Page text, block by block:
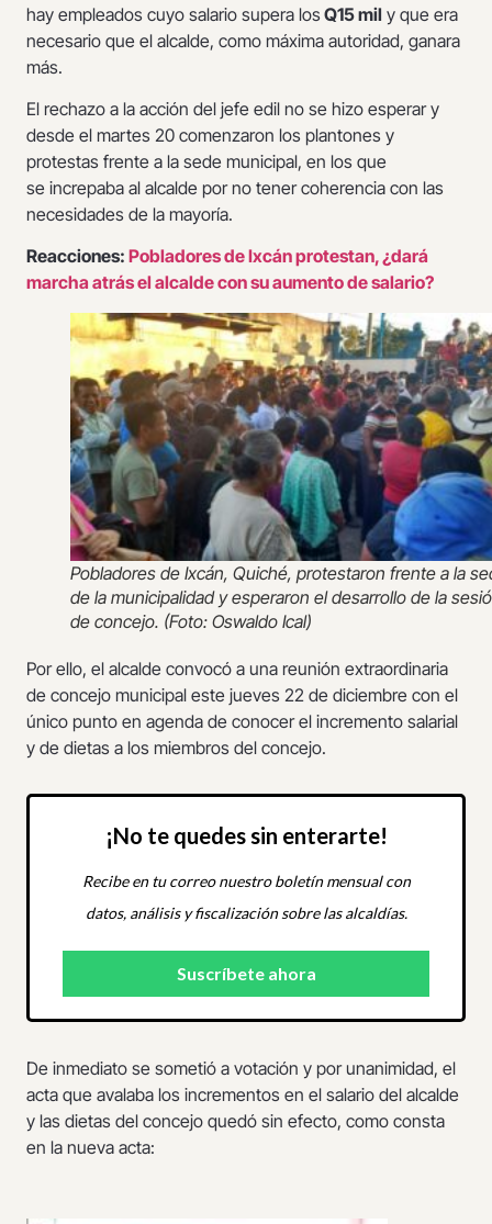
hay empleados cuyo salario supera losQ15 mil y que era
necesario que el alcalde, como máxima autoridad, ganara
más.
El rechazo a la acción del jefe edil no se hizo esperar y
desde el martes 20 comenzaron los plantones y
protestas frente a la sede municipal, en los que
se increpaba al alcalde por no tener coherencia con las
necesidades de la mayoría.
Reacciones: Pobladores de Ixcán protestan, ¿dará
marcha atrás el alcalde con su aumento de salario?
Pobladores de Ixcán, Quiché, protestaron frente a la
de la municipalidad y esperaron el desarrollo de la
de concejo. (Foto: Oswaldo Ical)
Por ello, el alcalde convocó a una reunión extraordinaria
de concejo municipal este jueves 22 de diciembre con el
único punto en agenda de conocer el incremento salarial
y de dietas a los miembros del concejo.
¡No te quedes sin enterarte!
Recibe en tu correo nuestro boletín mensual con
datos, análisis y fiscalización sobre las alcaldías.
De inmediato se sometió a votación y por unanimidad, el
acta que avalaba los incrementos en el salario del alcalde
y las dietas del concejo quedó sin efecto, como consta
en la nueva acta: